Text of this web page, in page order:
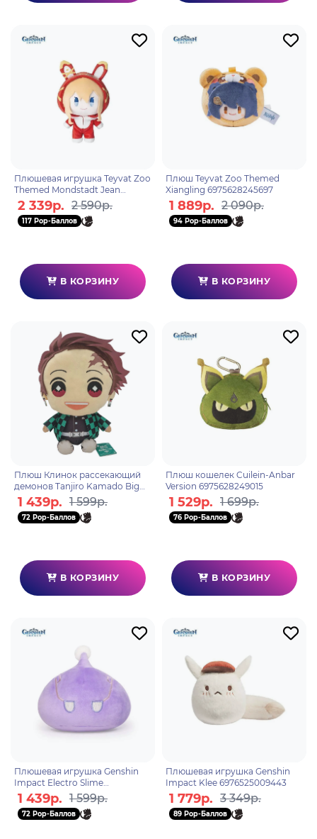
Плюшевая игрушка Teyvat Zoo
Themed Mondstadt Jean
6975628245970
2 339р. 2 590р.
117 Pop-Баллов
В КОРЗИНУ
Плюш Teyvat Zoo Themed
Xiangling 6975628245697
1 889р. 2 090р.
94 Pop-Баллов
В КОРЗИНУ
Плюш Клинок рассекающий
демонов Tanjiro Kamado Big
Plush 20cm 178852
1 439р. 1 599р.
72 Pop-Баллов
В КОРЗИНУ
Плюш кошелек Cuilein-Anbar
Version 6975628249015
1 529р. 1 699р.
76 Pop-Баллов
В КОРЗИНУ
Плюшевая игрушка Genshin
Impact Electro Slime
6974696610604
1 439р. 1 599р.
72 Pop-Баллов
Плюшевая игрушка Genshin
Impact Klee 6976525009443
1 779р. 3 349р.
89 Pop-Баллов